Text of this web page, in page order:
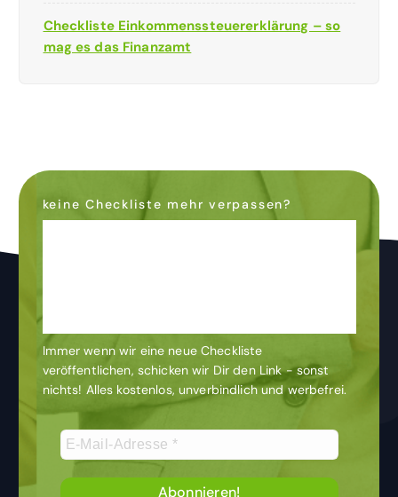
Checkliste Einkommenssteuererklärung – so
mag es das Finanzamt
keine Checkliste mehr verpassen?
Laufenden
Immer wenn wir eine neue Checkliste
veröffentlichen, schicken wir Dir den Link - sonst
nichts! Alles kostenlos, unverbindlich und werbefrei.